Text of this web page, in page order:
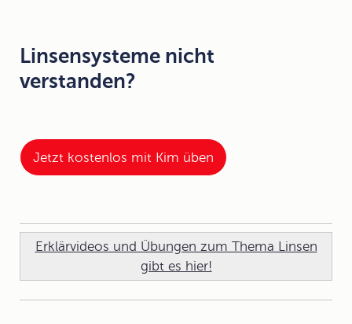
Linsensysteme nicht
verstanden?
Jetzt kostenlos mit Kim üben
Erklärvideos und Übungen zum Thema Linsen
gibt es hier!